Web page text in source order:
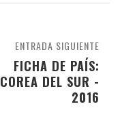
ENTRADA SIGUIENTE
FICHA DE PAÍS:
COREA DEL SUR -
2016